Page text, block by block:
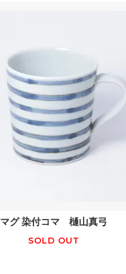
マグ 染付コマ 樋山真弓
SOLD OUT